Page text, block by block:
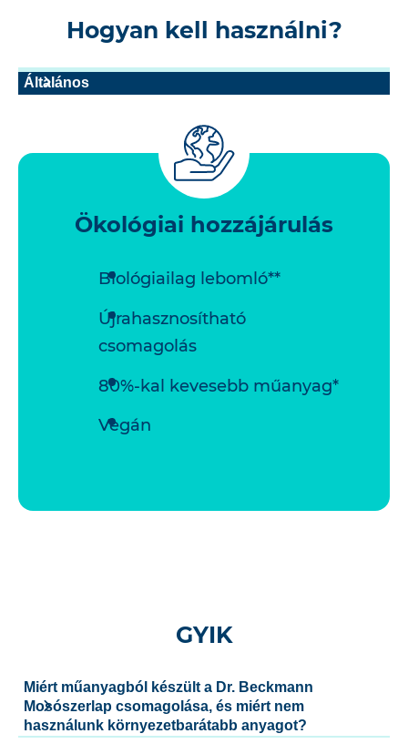
Hogyan kell használni?
Általános
Ökológiai hozzájárulás
Biológiailag lebomló**
Újrahasznosítható
csomagolás
80%-kal kevesebb műanyag*
Vegán
GYIK
Miért műanyagból készült a Dr. Beckmann
Mosószerlap csomagolása, és miért nem
használunk környezetbarátabb anyagot?